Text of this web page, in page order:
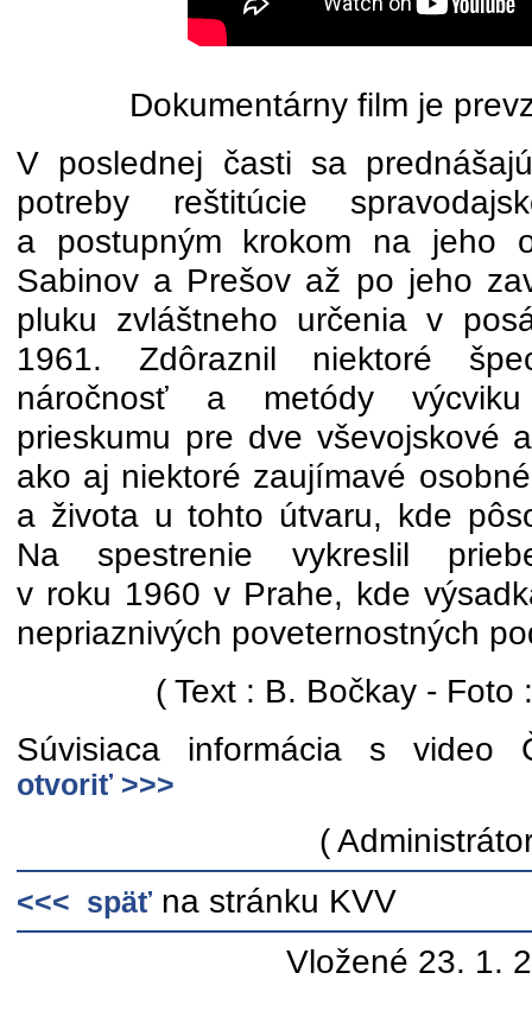
Dokumentárny film je
V poslednej časti sa
potreby reštitúcie
a postupným krokom na jeho
Sabinov a Prešov až po jeho
pluku zvláštneho určenia v
1961. Zdôraznil niektoré
náročnosť a metódy
prieskumu pre dve vševojskové
ako aj niektoré zaujímavé
a života u tohto útvaru, kde
Na spestrenie vykreslil
v roku 1960 v Prahe, kde
nepriaznivých poveternostných
( Text : B. Bočkay - Foto
Súvisiaca informácia s
otvoriť >>>
(
<<< späť na stránku KVV
Vložené 23. 1.